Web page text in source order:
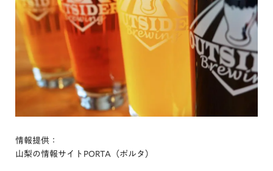
情報提供：
山梨の情報サイトPORTA（ポルタ）